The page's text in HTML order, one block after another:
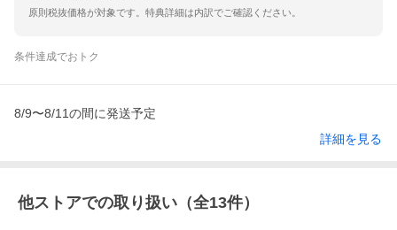
原則税抜価格が対象です。特典詳細は内訳でご確認ください。
条件達成でおトク
8/9〜8/11の間に発送予定
詳細を見る
他ストアでの取り扱い（全13件）